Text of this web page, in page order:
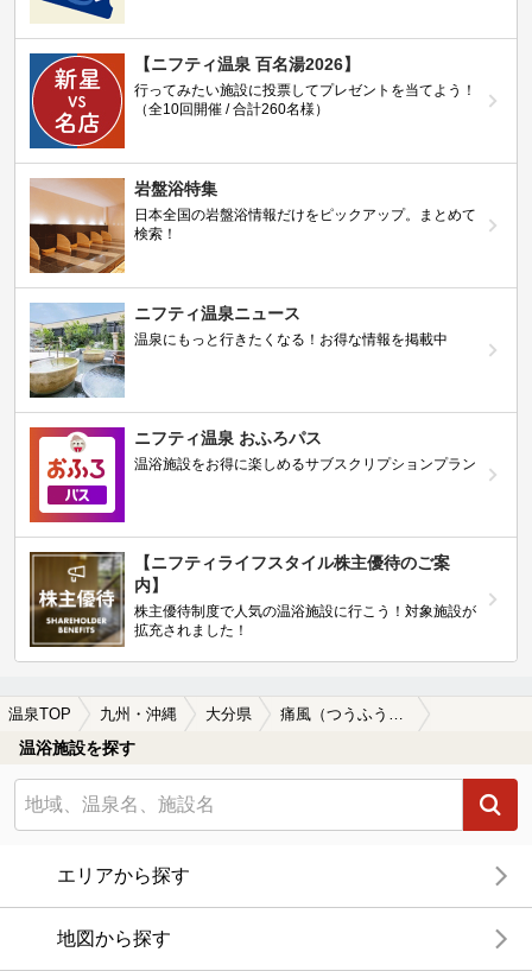
【ニフティ温泉 百名湯2026】
行ってみたい施設に投票してプレゼントを当てよう！
（全10回開催 / 合計260名様）
岩盤浴特集
日本全国の岩盤浴情報だけをピックアップ。まとめて
検索！
ニフティ温泉ニュース
温泉にもっと行きたくなる！お得な情報を掲載中
ニフティ温泉 おふろパス
温浴施設をお得に楽しめるサブスクリプションプラン
【ニフティライフスタイル株主優待のご案
内】
株主優待制度で人気の温浴施設に行こう！対象施設が
拡充されました！
温泉TOP 九州・沖縄 大分県
温浴施設を探す
エリアから探す
地図から探す